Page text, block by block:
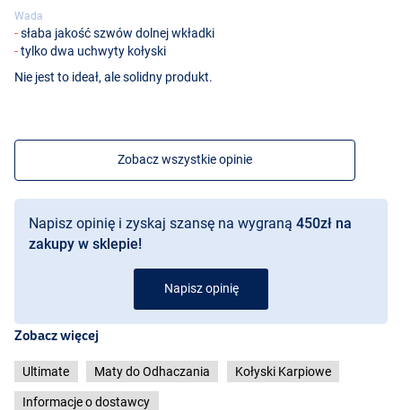
Wada
słaba jakość szwów dolnej wkładki
tylko dwa uchwyty kołyski
Nie jest to ideał, ale solidny produkt.
Zobacz wszystkie opinie
Napisz opinię i zyskaj szansę na wygraną 450zł na
zakupy w sklepie!
Napisz opinię
Zobacz więcej
Ultimate Maty do Odhaczania Kołyski Karpiowe
Informacje o dostawcy